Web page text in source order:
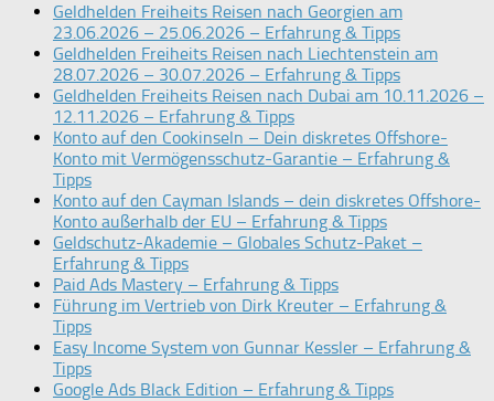
Geldhelden Freiheits Reisen nach Georgien am
23.06.2026 – 25.06.2026 – Erfahrung & Tipps
Geldhelden Freiheits Reisen nach Liechtenstein am
28.07.2026 – 30.07.2026 – Erfahrung & Tipps
Geldhelden Freiheits Reisen nach Dubai am 10.11.2026 –
12.11.2026 – Erfahrung & Tipps
Konto auf den Cookinseln – Dein diskretes Offshore-
Konto mit Vermögensschutz-Garantie – Erfahrung &
Tipps
Konto auf den Cayman Islands – dein diskretes Offshore-
Konto außerhalb der EU – Erfahrung & Tipps
Geldschutz-Akademie – Globales Schutz-Paket –
Erfahrung & Tipps
Paid Ads Mastery – Erfahrung & Tipps
Führung im Vertrieb von Dirk Kreuter – Erfahrung &
Tipps
Easy Income System von Gunnar Kessler – Erfahrung &
Tipps
Google Ads Black Edition – Erfahrung & Tipps